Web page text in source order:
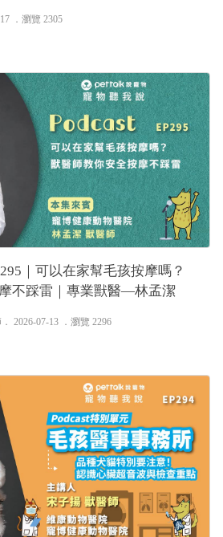
． 瀏覽 2305
｜可以在家幫毛孩按摩嗎？
不踩雷｜專業獸醫—林孟潔
． 2026-07-13 ． 瀏覽 2296